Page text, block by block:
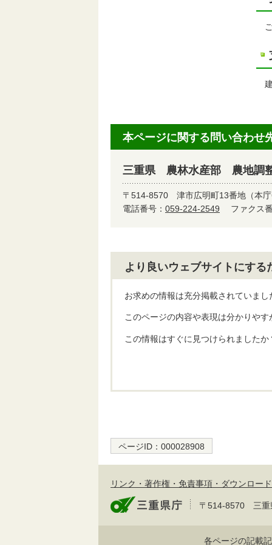
本ページに関する問い合わせ
三重県 農林水産部 農地調
〒514-8570 津市広明町13番地（本
電話番号： 059-224-2549 ファクス
より良いウェブサイトにす
お求めの情報は充分掲載されていまし
このページの内容や表現は分かりやす
この情報はすぐに見つけられましたか
ページID： 000028908
リンク・著作権・免責事項・ダウンロード
〒514-8570 三重
各ページの記載